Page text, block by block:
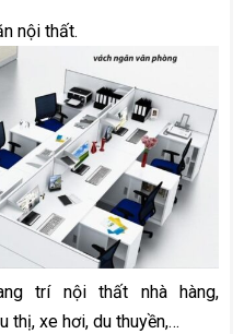
nội thất.
trí nội thất nhà hàng,
thị, xe hơi, du thuyền,…